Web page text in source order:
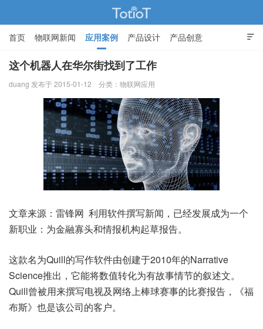
物联网的那些事 - Totiot

首页 物联网新闻 应用案例 产品设计 产品创意
智能家居
这个机器人在华尔街找到了工作
duang 发布于 2015-01-12 分类： 物联网应用
文章来源：雷锋网 利用软件撰写新闻，已经发展成为一个
新职业：为金融寡头和情报机构起草报告。
这款名为Quill的写作软件由创建于2010年的Narrative
Science推出，它能将数值转化为有故事情节的叙述文。
Quill曾被用来撰写电视及网络上棒球赛事的比赛报告，《福
布斯》也是该公司的客户。